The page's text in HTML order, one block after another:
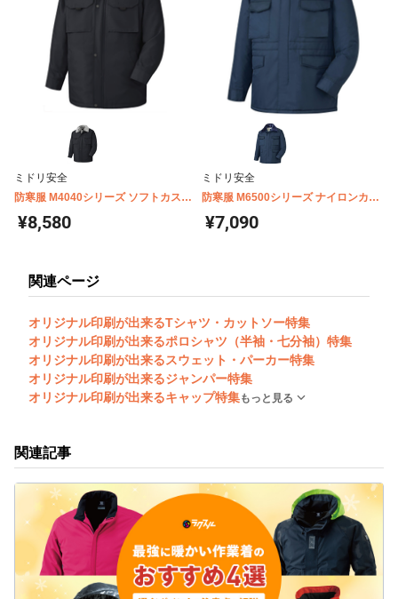
ミドリ安全
防寒服 M4040シリーズ ソフトカスト
ロコート
¥8,580
ミドリ安全
防寒服 M6500シリーズ ナイロンカス
トロコート
¥7,090
関連ページ
オリジナル印刷が出来るTシャツ・カットソー特集
オリジナル印刷が出来るポロシャツ（半袖・七分袖）特集
オリジナル印刷が出来るスウェット・パーカー特集
オリジナル印刷が出来るジャンパー特集
オリジナル印刷が出来るキャップ特集もっと見る
関連記事